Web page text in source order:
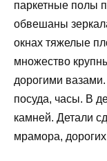
паркетные полы
обвешаны
окнах тяжелые
множество
дорогими
посуда, часы. В
камней. Детали
мрамора,